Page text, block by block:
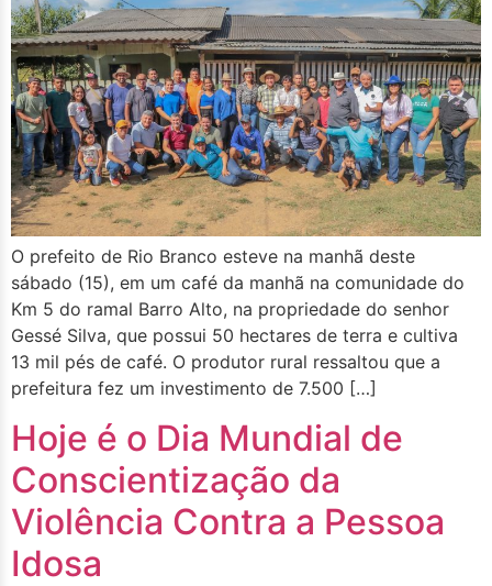
O prefeito de Rio Branco esteve na manhã deste
sábado (15), em um café da manhã na comunidade do
Km 5 do ramal Barro Alto, na propriedade do senhor
Gessé Silva, que possui 50 hectares de terra e cultiva
13 mil pés de café. O produtor rural ressaltou que a
prefeitura fez um investimento de 7.500 […]
Hoje é o Dia Mundial de
Conscientização da
Violência Contra a Pessoa
Idosa